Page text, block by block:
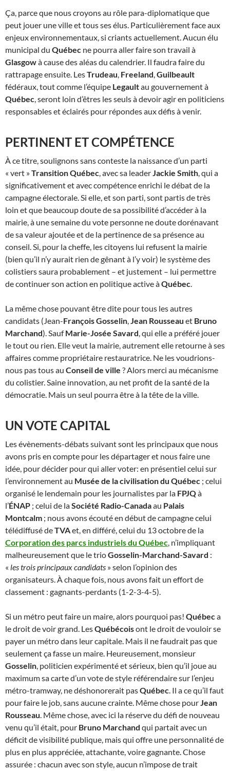
Ça, parce que nous croyons au rôle para-diplomatique que
peut jouer une ville et tous ses élus. Particulièrement face aux
enjeux environnementaux, si criants actuellement. Aucun élu
municipal du Québec ne pourra aller faire son travail à
Glasgowà cause des aléas du calendrier. Il faudra faire du
rattrapage ensuite. LesTrudeau, Freeland,Guilbeault
fédéraux, tout comme l’équipe Legaultau gouvernement à
Québec, seront loin d’êtres les seuls à devoir agir en politiciens
responsables et éclairés pour répondes aux défis à venir.
PERTINENT ET COMPÉTENCE
À ce titre, soulignons sans conteste la naissance d’un parti
« vert »Transition Québec, avec sa leaderJackie Smith, qui a
significativement et avec compétence enrichi le débat de la
campagne électorale. Si elle, et son parti, sont partis de très
loin et que beaucoup doute de sa possibilité d’accéder à la
mairie, à une semaine du vote personne ne doute dorénavant
de sa valeur ajoutée et de la pertinence de sa présence au
conseil. Si, pour la cheffe, les citoyens lui refusent la mairie
(bien qu’il n’y aurait rien de gênant à l’y voir) le système des
colistiers saura probablement – et justement – lui permettre
de continuer son action en politique active àQuébec.
La même chose pouvant être dite pour tous les autres
candidats (Jean-François Gosselin,Jean Rousseau et Bruno
Marchand). SaufMarie-Josée Savard, qui elle a préféré jouer
le tout ou rien. Elle veut la mairie, autrement elle retourne à ses
affaires comme propriétaire restauratrice. Ne les voudrions-
nous pas tous au Conseil de ville ? Alors merci au mécanisme
du colistier. Saine innovation, au net profit de la santé de la
démocratie. Mais un seul pourra être à la tête de la ville.
UN VOTE CAPITAL
Les évènements-débats suivant sont les principaux que nous
avons pris en compte pour les départager et nous faire une
idée, pour décider pour qui aller voter: en présentiel celui sur
l’environnement au Musée de la civilisation du Québec ; celui
organisé le lendemain pour les journalistes par la FPJQà
l’ÉNAP ; celui de laSociété Radio-Canadaau Palais
Montcalm ; nous avons écouté en début de campagne celui
télédiffusé deTVAet, en différé, celui du 13 octobre de la
Corporation des parcs industriels du Québec, n’impliquant
malheureusement que le trioGosselin-Marchand-Savard :
« les trois principaux candidats » selon l’opinion des
organisateurs. À chaque fois, nous avons fait un effort de
classement : gagnants-perdants (1-2-3-4-5).
Si un métro peut faire un maire, alors pourquoi pas! Québeca
le droit de voir grand. LesQuébécoisont le droit de vouloir se
payer un métro dans leur capitale. Mais il ne faudrait pas que
seulement ça fasse un maire. Heureusement, monsieur
Gosselin, politicien expérimenté et sérieux, bien qu’il joue au
maximum sa carte d’un vote de style référendaire sur l’enjeu
métro-tramway, ne déshonorerait pasQuébec. Il a ce qu’il faut
pour faire le job, sans aucune crainte. Même chose pourJean
Rousseau. Même chose, avec ici la réserve du défi de nouveau
venu qu’il était, pour Bruno Marchand qui partait avec un
déficit de visibilité publique, mais qui offre une personnalité de
plus en plus appréciée, attachante, voire gagnante. Chose
assurée : chacun avec son style, aucun n’impose de trait